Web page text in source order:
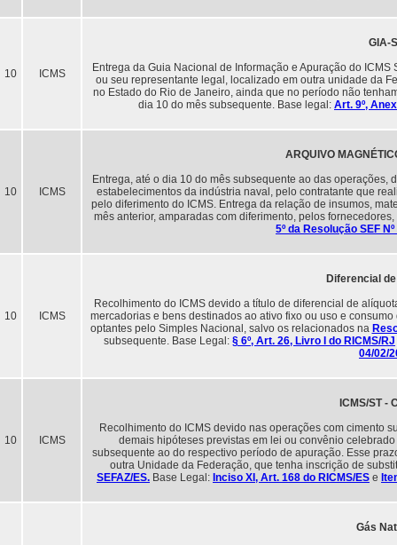
10 ICMS
GIA-
Entrega da Guia Nacional de Informação e Apuração do
ou seu representante legal, localizado em outra unidade da
no Estado do Rio de Janeiro, ainda que no período não
dia 10 do mês subsequente. Base legal: Art. 9º,
10 ICMS
ARQUIVO
Entrega, até o dia 10 do mês subsequente ao das
estabelecimentos da indústria naval, pelo contratante que
pelo diferimento do ICMS. Entrega da relação de insumos,
mês anterior, amparadas com diferimento, pelos
5º da Resolução SEF
10 ICMS
Diferencial
Recolhimento do ICMS devido a título de diferencial de
mercadorias e bens destinados ao ativo fixo ou uso e
optantes pelo Simples Nacional, salvo os relacionados na
subsequente. Base Legal: § 6º, Art. 26, Livro I do RICMS/RJ
04/02/
10 ICMS
ICMS/ST -
Recolhimento do ICMS devido nas operações com cimento
demais hipóteses previstas em lei ou convênio
subsequente ao do respectivo período de apuração. Esse
outra Unidade da Federação, que tenha inscrição de
SEFAZ/ES. Base Legal: Inciso XI, Art. 168 do RICMS/ES e
Gás